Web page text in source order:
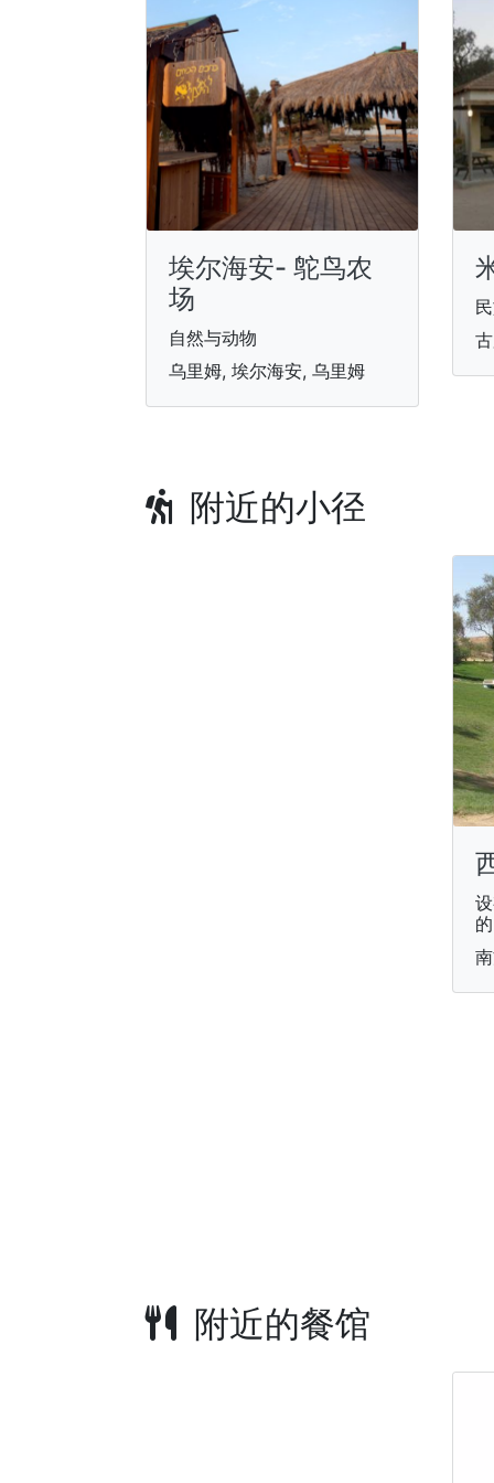
埃尔海安- 鸵鸟农
场
自然与动物
乌里姆, 埃尔海安, 乌里姆
附近的小径
附近的餐馆